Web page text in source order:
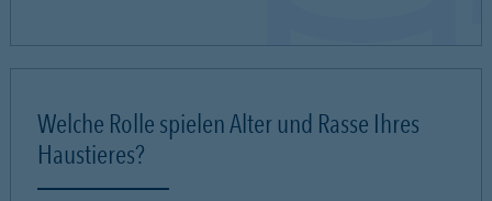
Welche Rolle spielen Alter und Rasse Ihres
Haustieres?